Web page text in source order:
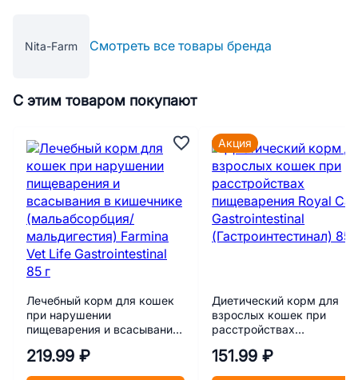
Nita-Farm Смотреть все товары бренда
С этим товаром покупают
Лечебный корм для кошек
при нарушении
пищеварения и всасывания
(мальабсорбция/
219.99 ₽
Диетический корм для
взрослых кошек при
расстройствах
Gastrointestinal
151.99 ₽
Акция